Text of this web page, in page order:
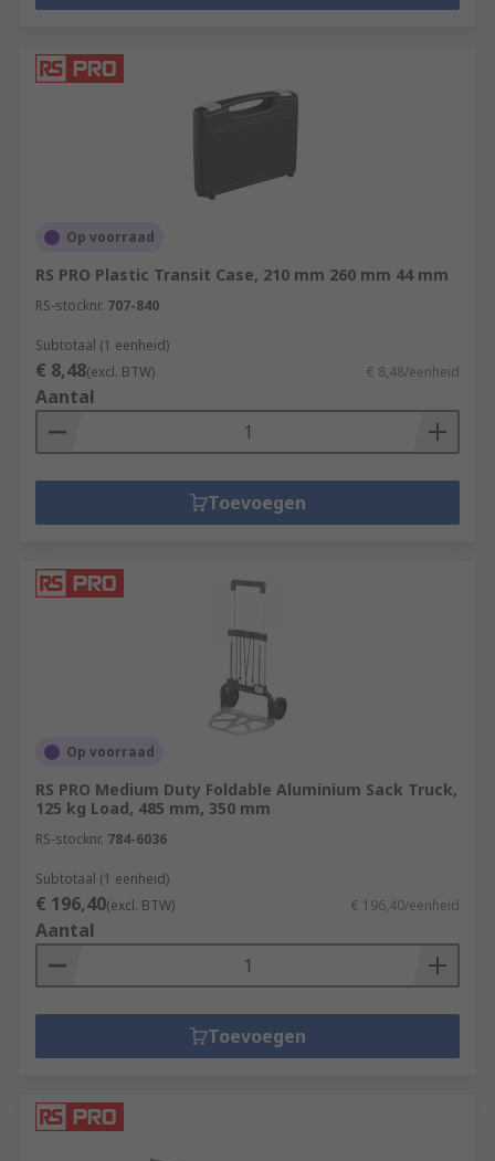
Op voorraad
RS PRO Plastic Transit Case, 210 mm 260 mm 44 mm
RS-stocknr. 707-840
Subtotaal (1 eenheid)
€ 8,48(excl. BTW) € 8,48/eenheid
Aantal
Toevoegen
Op voorraad
RS PRO Medium Duty Foldable Aluminium Sack Truck,
125 kg Load, 485 mm, 350 mm
RS-stocknr. 784-6036
Subtotaal (1 eenheid)
€ 196,40(excl. BTW) € 196,40/eenheid
Aantal
Toevoegen